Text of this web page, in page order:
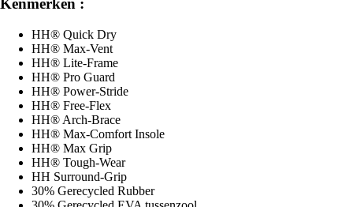
Kenmerken :
HH® Quick Dry
HH® Max-Vent
HH® Lite-Frame
HH® Pro Guard
HH® Power-Stride
HH® Free-Flex
HH® Arch-Brace
HH® Max-Comfort Insole
HH® Max Grip
HH® Tough-Wear
HH Surround-Grip
30% Gerecycled Rubber